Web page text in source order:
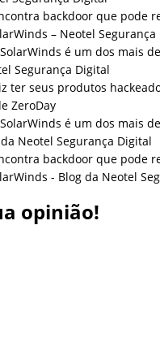
backdoor que pode
– Neotel Segurança
é um dos mais
Segurança Digital
ter seus produtos
ZeroDay
é um dos mais
Neotel Segurança Digital
backdoor que pode
- Blog da Neotel
opinião!